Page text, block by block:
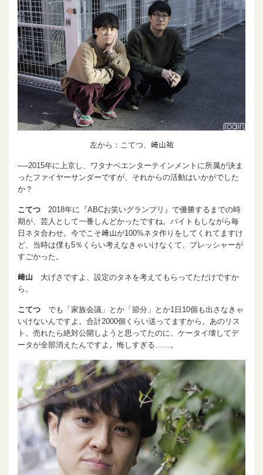
左から：こてつ、﨑山祐
──2015年に上京し、ワタナベエンターテインメントに所属が決ま
ったファイヤーサンダーですが、それからの活動はいかがでした
か？
こてつ 2018年に『ABCお笑いグランプリ』で優勝するまでの時
期が、芸人として一番しんどかったですね。バイトもしながら毎
日ネタ合わせ。今でこそ﨑山が100%ネタ作りをしてくれてますけ
ど、当時は僕も5％くらい考えなきゃいけなくて、プレッシャーが
すごかった。
﨑山 大げさですよ、設定のタネを考えてもらってただけですか
ら。
こてつ でも「家族会議」とか「節分」とか1日10個も出さなきゃ
いけないんですよ。合計2000個くらい送ってますから。あのリス
ト、売れたら絶対公開しようと思ってたのに、ケータイ壊してデ
ータが全部消えたんですよ。悔しすぎる……。